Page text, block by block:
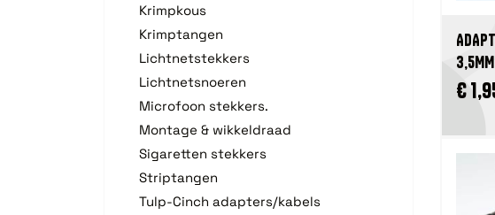
Krimpkous
Krimptangen
Lichtnetstekkers
Lichtnetsnoeren
Microfoon stekkers.
Montage & wikkeldraad
Sigaretten stekkers
Striptangen
Tulp-Cinch adapters/kabels
€